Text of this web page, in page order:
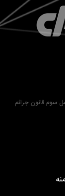
برداری بدون مجوز کتبی، مشمول ماده 12 فصل سوم قانون جرائم